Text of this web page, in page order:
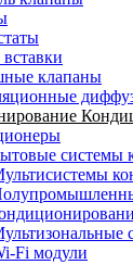
клапаны
системы
Fi модули